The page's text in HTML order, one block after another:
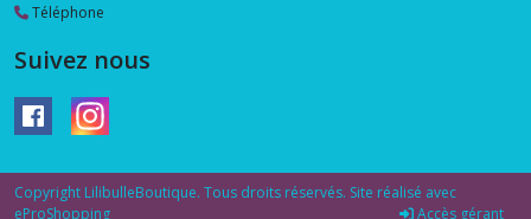
Téléphone
Suivez nous
Copyright LilibulleBoutique. Tous droits réservés. Site réalisé avec
eProShopping
Accès gérant